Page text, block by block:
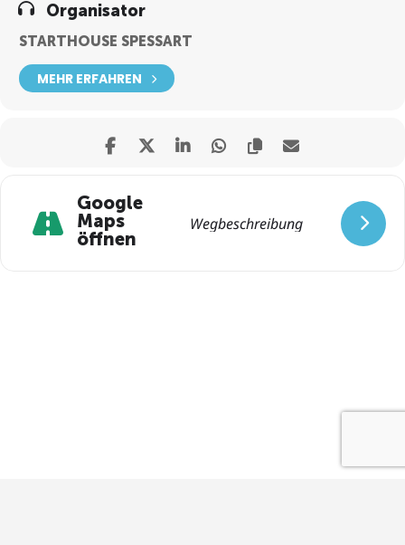
Organisator
STARTHOUSE SPESSART
MEHR ERFAHREN
Google
Maps
öffnen